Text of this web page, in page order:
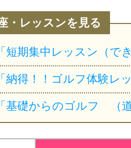
・レッスンを見る